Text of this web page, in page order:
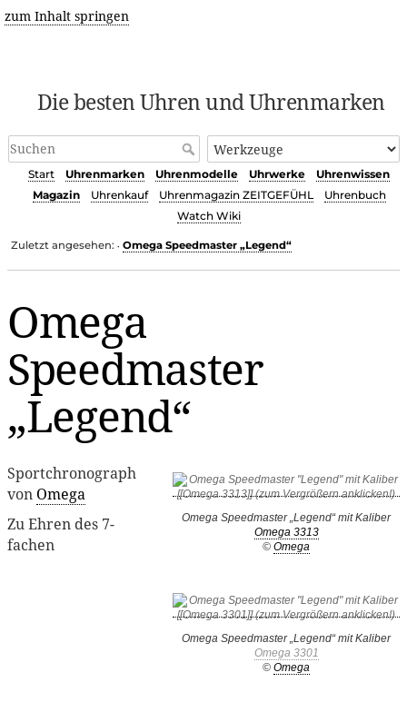
zum Inhalt springen
Die besten Uhren und Uhrenmarken
Start Uhrenmarken Uhrenmodelle Uhrwerke
Uhrenwissen
Magazin
Uhrenkauf Uhrenmagazin ZEITGEFÜHL
Uhrenbuch
Watch Wiki
Zuletzt angesehen: • Omega Speedmaster „Legend“
Omega
Speedmaster
„Legend“
Omega Speedmaster „Legend“ mit Kaliber
Omega 3313
© Omega
Omega Speedmaster „Legend“ mit Kaliber
Omega 3301
© Omega
Sportchronograph
von Omega
Zu Ehren des 7-
fachen